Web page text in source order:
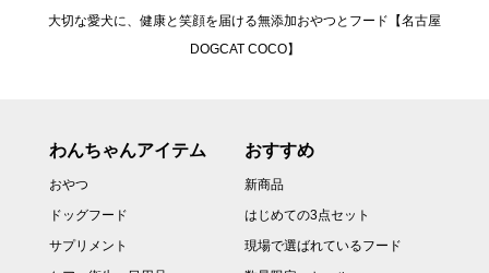
大切な愛犬に、健康と笑顔を届ける無添加おやつとフード【名古屋
DOGCAT COCO】
わんちゃんアイテム
おやつ
ドッグフード
サプリメント
おすすめ
新商品
はじめての3点セット
現場で選ばれているフード